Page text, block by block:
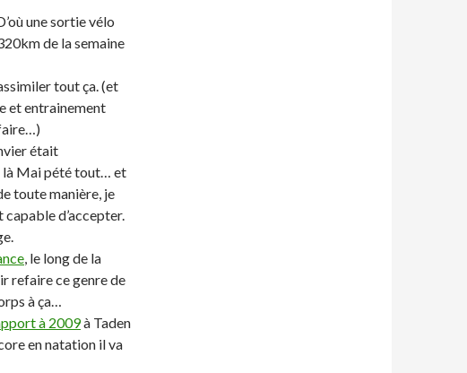
une sortie vélo
de la semaine
tout ça. (et
et entrainement
était
là Mai pété tout… et
toute manière, je
capable d’accepter.
, le long de la
refaire ce genre de
à ça…
à 2009à Taden
en natation il va